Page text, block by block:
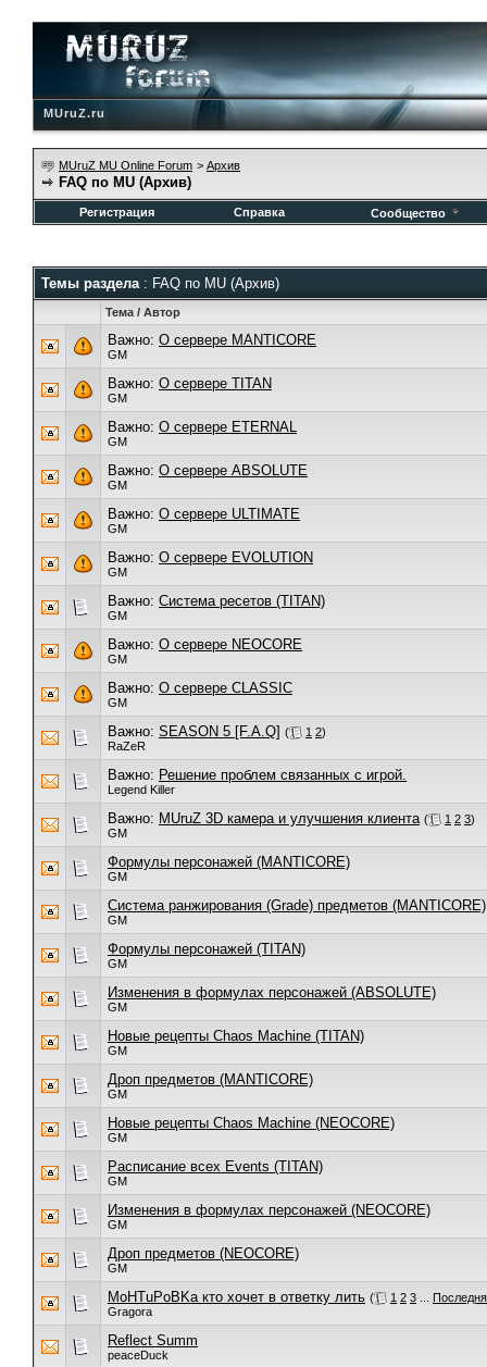
MUruZ.ru
MUruZ MU Online Forum > Архив
FAQ по MU (Архив)
Регистрация Справка Сообщество
Темы раздела: FAQ по MU (Архив)
Тема / Автор
Важно: О сервере MANTICORE
GM
Важно: О сервере TITAN
GM
Важно: О сервере ETERNAL
GM
Важно: О сервере ABSOLUTE
GM
Важно: О сервере ULTIMATE
GM
Важно: О сервере EVOLUTION
GM
Важно: Система ресетов (TITAN)
GM
Важно: О сервере NEOCORE
GM
Важно: О сервере CLASSIC
GM
Важно: SEASON 5 [F.A.Q] ( 1 2)
RaZeR
Важно: Решение проблем связанных с игрой.
Legend Killer
Важно: MUruZ 3D камера и улучшения клиента ( 1 2 3)
GM
Формулы персонажей (MANTICORE)
GM
Система ранжирования (Grade) предметов (MANTICORE)
GM
Формулы персонажей (TITAN)
GM
Изменения в формулах персонажей (ABSOLUTE)
GM
Новые рецепты Chaos Machine (TITAN)
GM
Дроп предметов (MANTICORE)
GM
Новые рецепты Chaos Machine (NEOCORE)
GM
Расписание всех Events (TITAN)
GM
Изменения в формулах персонажей (NEOCORE)
GM
Дроп предметов (NEOCORE)
GM
MoHTuPoBKa кто хочет в ответку лить ( 1 2 3
Gragora
Reflect Summ
peaceDuck